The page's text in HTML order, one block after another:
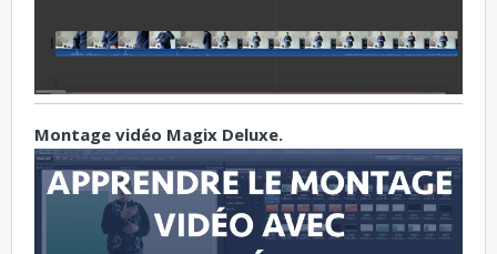
Montage vidéo Magix Deluxe.